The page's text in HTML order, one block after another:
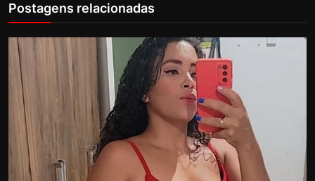
Postagens relacionadas